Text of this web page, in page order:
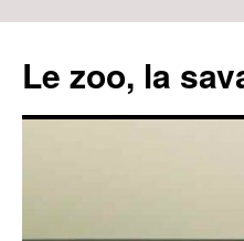
Le zoo, la